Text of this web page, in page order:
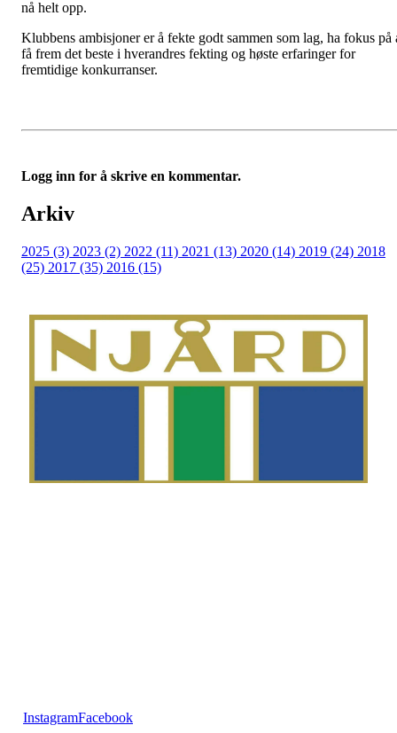
nå helt opp.
Klubbens ambisjoner er å fekte godt sammen som lag, ha fokus på
få frem det beste i hverandres fekting og høste erfaringer for
fremtidige konkurranser.
Logg inn for å skrive en kommentar.
Arkiv
2025 (3) 2023 (2) 2022 (11) 2021 (13) 2020 (14) 2019 (24) 2018
(25) 2017 (35) 2016 (15)
InstagramFacebook